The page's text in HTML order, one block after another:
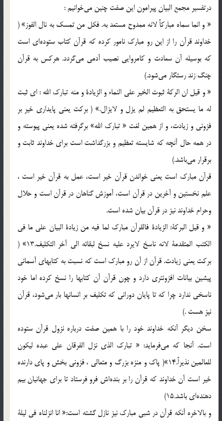
درتفسير مجمع البيان پيرامون اين صفت چنين مي‌خوانيم :
« و انما سماه مباركاً لانه ممدوح مستعد به. فكل من تمسك به نال الفوز» (
خداوند قرآن را از اين رو مبارك نامور كرده كه قرآن كتاب ستوده‌اي است
كه بوسيله آن سعادت و كامروايي نصيب آدمي مي‌گردد. هركس به قرآن
چنگ زند رستگار مي‌شود.)
« و قيل ان الركة ثبوت الخير علي النماء و الزيادة و منه تبارك الله : اي ثبت
له ما يستحق به التعظيم لم يزل و لايزال.» ( بركت يعني پايداري خير بر
فزوني و زيادت، و از همين لغت « تبارك الله» برگرفته شده يعني پيوسته و
در همه حال آنچه كه شايسته تعظيم و بزرگداشت است براي خداوند ثابت و
برقرار مي‌باشد.)
قرآن مبارك است يعني خواندن قرآن خير است، عمل به قرآن خير است ،
علم نخستين و آخرين در قرآن است‌، آموزش گناهان در قرآن است و حلال
وحرام خداوند نيز در قرآن بيان شده است.
« و قيل البركة: الزيادة فالقرآن مبارك لما فيه من زيادة البيان علي ما في
الكتب المتقدمة لانه ناسخ لايرد عليه نسخ لبقائه الي آخر التكليف.13» (
بركت يعني زيادت. قرآن از آن رو مبارك است كه نسبت به كتابهاي آسماني
پيشين بيانات افزونتري دارد و چون قرآن آن كتابها را نسخ كرده اما خود
ناسخي ندارد چرا كه تا پايان دوراني كه تكليف بر انسانها بار مي‌شود، قرآن
نيز هست .)
سخن ديگر آنكه خداوند خود را با همين صفت درباره نزول قرآن ستوده
است. آنجا كه مي‌فرمايد: « تبارك الذي نزل الفرقان علي عبده ليكون
للعالمين نذيراً.14»( پاك و منزه بزرگ و متعالي ، فزوني بخش و پاي دارنده
خير است آن خداوند كه قرآن را بر بنده‌اش فرو فرستاد تا براي جهانيان بيم
دهنده‌اي باشد.15)
و بالاخره آنكه قرآن در شبي مبارك نيز نازل گشته است:« انا انزلناه في ليلة